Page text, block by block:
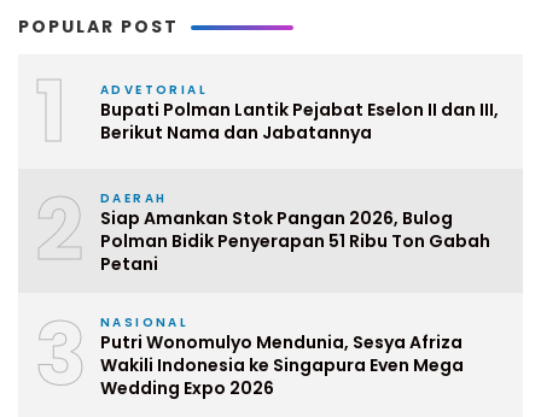
POPULAR POST
1 ADVETORIAL
Bupati Polman Lantik Pejabat Eselon II dan III,
Berikut Nama dan Jabatannya
2 DAERAH
Siap Amankan Stok Pangan 2026, Bulog
Polman Bidik Penyerapan 51 Ribu Ton Gabah
Petani
3 NASIONAL
Putri Wonomulyo Mendunia, Sesya Afriza
Wakili Indonesia ke Singapura Even Mega
Wedding Expo 2026